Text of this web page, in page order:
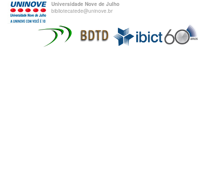
Universidade Nove de Julho
bibliotecatede@uninove.br